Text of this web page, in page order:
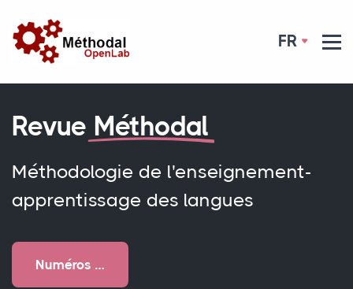
FR
Revue Méthodal
Méthodologie de l'enseignement-
apprentissage des langues
Numéros …